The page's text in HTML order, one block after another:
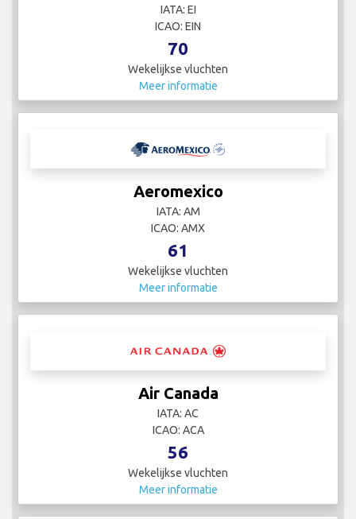
IATA: EI
ICAO: EIN
70
Wekelijkse vluchten
Meer informatie
Aeromexico
IATA: AM
ICAO: AMX
61
Wekelijkse vluchten
Meer informatie
Air Canada
IATA: AC
ICAO: ACA
56
Wekelijkse vluchten
Meer informatie